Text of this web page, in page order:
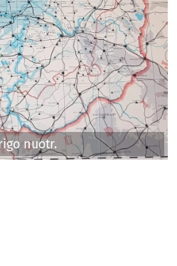
nuotr.